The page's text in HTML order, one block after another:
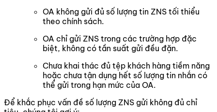
OA không gửi đủ số lượng tin ZNS tối thiểu
theo chính sách.
OA chỉ gửi ZNS trong các trường hợp đặc
biệt, không có tần suất gửi đều đặn.
Chưa khai thác đủ tệp khách hàng tiềm năng
hoặc chưa tận dụng hết số lượng tin nhắn có
thể gửi trong hạn mức của OA.
Để khắc phục vấn đề số lượng ZNS gửi không đủ chỉ